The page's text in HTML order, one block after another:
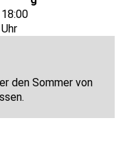
18:00
Uhr
den Sommer von